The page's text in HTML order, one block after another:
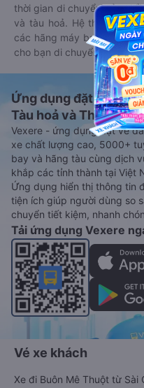
thời gian di chuyển của
và tàu hoả. Hệ thống của
các hãng máy bay, xe
cho bạn di chuyển.
Ứng dụng đặt vé Xe
Tàu hoả và Thuê xe
Vexere - ứng dụng đặt vé
xe chất lượng cao, 5000+
bay và hãng tàu cùng dịch
khắp các tỉnh thành tại Việt
Ứng dụng hiển thị thông tin
tiện ích giúp người dùng so
chuyển tiết kiệm, nhanh
Tải ứng dụng Vexere
Vé xe khách
Xe đi Buôn Mê Thuột từ Sài